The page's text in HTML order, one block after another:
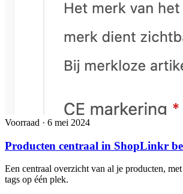
Voorraad · 6 mei 2024
Producten centraal in ShopLinkr
Een centraal overzicht van al je producten,
tags op één plek.